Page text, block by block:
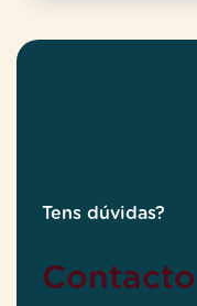
Tens dúvidas?